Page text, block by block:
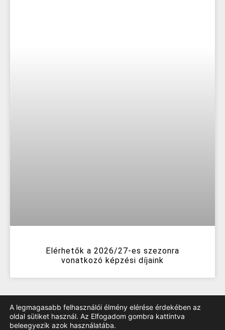
Elérhetők a 2026/27-es szezonra
vonatkozó képzési díjaink
A legmagasabb felhasználói élmény elérése érdekében az
oldal sütiket használ. Az Elfogadom gombra kattintva
beleegyezik azok használatába.